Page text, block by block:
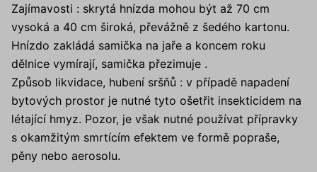
Zajímavosti : skrytá hnízda mohou být až 70 cm
vysoká a 40 cm široká, převážně z šedého kartonu.
Hnízdo zakládá samička na jaře a koncem roku
dělnice vymírají, samička přezimuje .
Způsob likvidace, hubení sršňů : v případě napadení
bytových prostor je nutné tyto ošetřit insekticidem na
létající hmyz. Pozor, je však nutné používat přípravky
s okamžitým smrtícím efektem ve formě popraše,
pěny nebo aerosolu.